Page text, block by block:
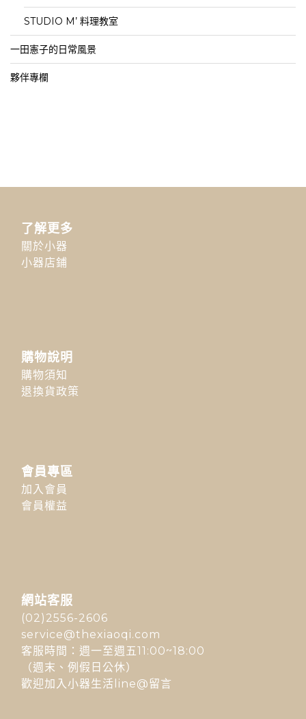
STUDIO M’ 料理教室
一田憲子的日常風景
夥伴專欄
了解更多
關於小器
小器店鋪
購物說明
購物須知
退換貨政策
會員專區
加入會員
會員權益
網站客服
(02)2556-2606
service@thexiaoqi.com
客服時間：週一至週五11:00~18:00
（週末、例假日公休）
歡迎加入小器生活line@留言